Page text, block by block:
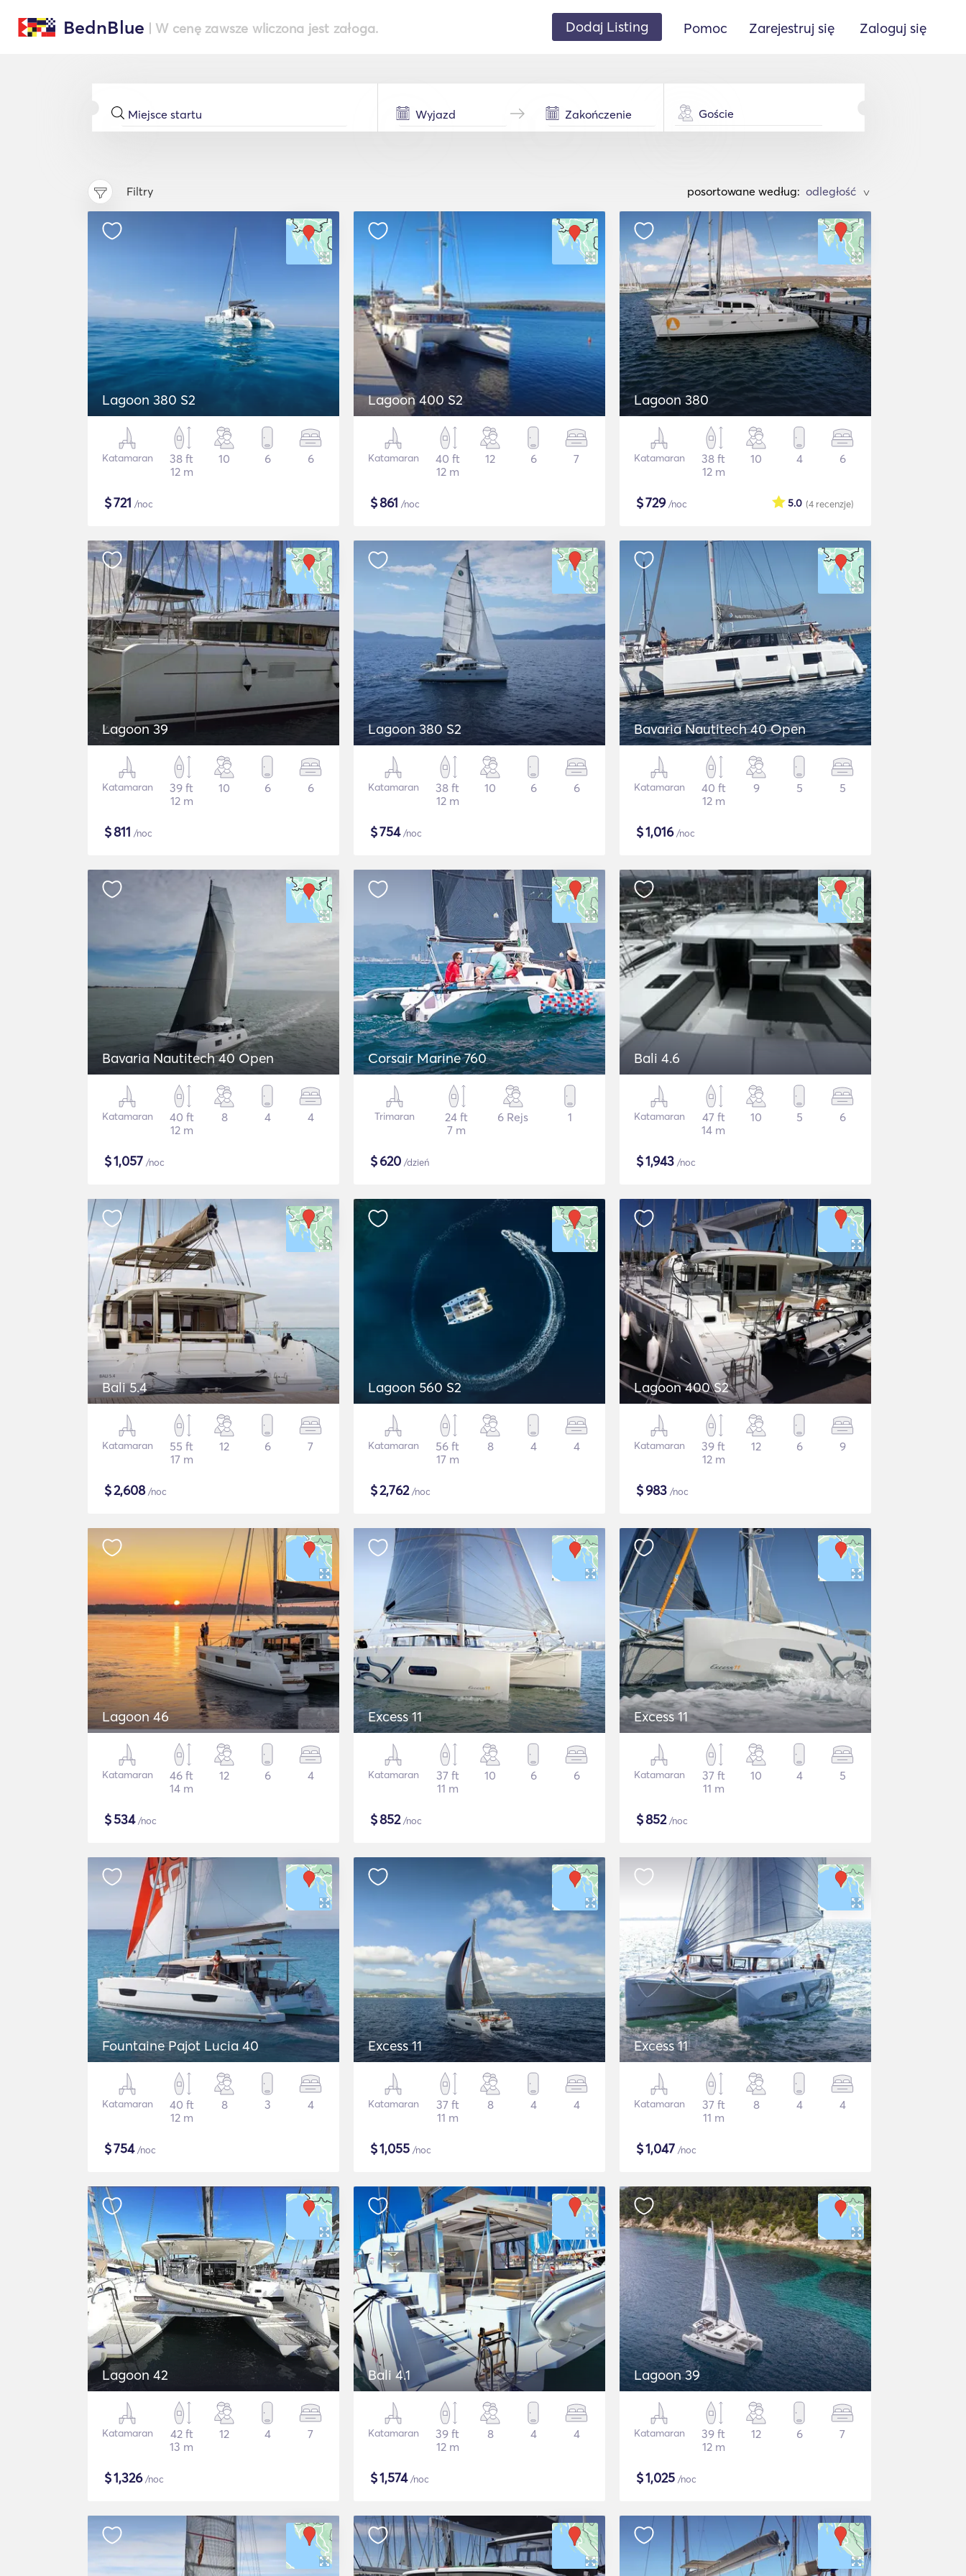
BednBlue | W cenę zawsze wliczona jest załoga. Dodaj Listing Pomoc Zarejestruj się Zaloguj się
Goście
Filtry posortowane według: >
Lagoon 380 S2
Katamaran
38 ft
12 m
10 6 6
$721 /noc
Lagoon 400 S2
Katamaran
40 ft
12 m
12 6 7
$861 /noc
Lagoon 380
Katamaran
38 ft
12 m
10 4 6
$729/noc (4 recenzje)
5.0
Lagoon 39
Katamaran
39 ft
12 m
10 6 6
$811 /noc
Lagoon 380 S2
Katamaran
38 ft
12 m
10 6 6
$754/noc
Bavaria Nautitech 40 Open
Katamaran
40 ft
12 m
9 5 5
$1,016/noc
Bavaria Nautitech 40 Open
Katamaran
40 ft
12 m
8 4 4
$1,057 /noc
Corsair Marine 760
Trimaran
24 ft
7 m
6 Rejs 1
$620 /dzień
Bali 4.6
Katamaran
47 ft
14 m
10 5 6
$1,943 /noc
Bali 5.4
Katamaran
55 ft
17 m
12 6 7
$2,608/noc
Lagoon 560 S2
Katamaran
56 ft
17 m
8 4 4
$2,762/noc
Lagoon 400 S2
Katamaran
39 ft
12 m
12 6 9
$983 /noc
Lagoon 46
Katamaran
46 ft
14 m
12 6 4
$534/noc
Excess 11
Katamaran
37 ft
11 m
10 6 6
$852/noc
Excess 11
Katamaran
37 ft
11 m
10 4 5
$852/noc
Fountaine Pajot Lucia 40
Katamaran
40 ft
12 m
8 3 4
$754/noc
Excess 11
Katamaran
37 ft
11 m
8 4 4
$1,055 /noc
Excess 11
Katamaran
37 ft
11 m
8 4 4
$1,047 /noc
Lagoon 42
Katamaran
42 ft
13 m
12 4 7
$1,326/noc
Bali 4.1
Katamaran
39 ft
12 m
8 4 4
$1,574/noc
Lagoon 39
Katamaran
39 ft
12 m
12 6 7
$1,025 /noc